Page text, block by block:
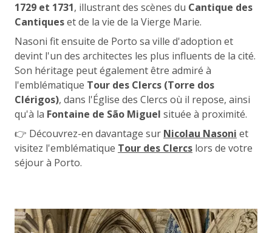
1729 et 1731, illustrant des scènes du Cantique des
Cantiqueset de la vie de la Vierge Marie.
Nasoni fit ensuite de Porto sa ville d'adoption et
devint l'un des architectes les plus influents de la cité.
Son héritage peut également être admiré à
l'emblématique Tour des Clercs (Torre dos
Clérigos), dans l'Église des Clercs où il repose, ainsi
qu'à la Fontaine de São Miguel située à proximité.
👉 Découvrez-en davantage sur Nicolau Nasoni et
visitez l'emblématique Tour des Clercs lors de votre
séjour à Porto.